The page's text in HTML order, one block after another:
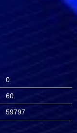
0
60
59797